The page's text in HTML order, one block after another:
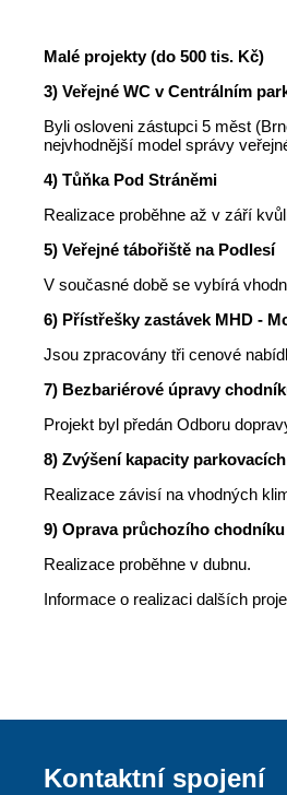
Malé projekty (do 500 tis. Kč)
3) Veřejné WC v Centrálním
Byli osloveni zástupci 5 měst
nejvhodnější model správy
4) Tůňka Pod Stráněmi
Realizace proběhne až v září
5) Veřejné tábořiště na Podlesí
V současné době se vybírá
6) Přístřešky zastávek MHD -
Jsou zpracovány tři cenové
7) Bezbariérové úpravy
Projekt byl předán Odboru
8) Zvýšení kapacity
Realizace závisí na vhodných
9) Oprava průchozího
Realizace proběhne v dubnu.
Informace o realizaci dalších
Kontaktní spojení